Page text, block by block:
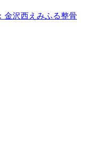
金沢西えみふる整骨